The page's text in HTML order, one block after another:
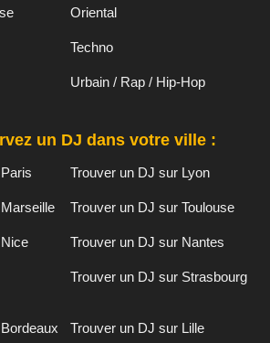
Oriental
Techno
Urbain / Rap / Hip-Hop
un DJ dans votre ville :
Trouver un DJ sur Lyon
Trouver un DJ sur Toulouse
Trouver un DJ sur Nantes
Trouver un DJ sur Strasbourg
Trouver un DJ sur Lille